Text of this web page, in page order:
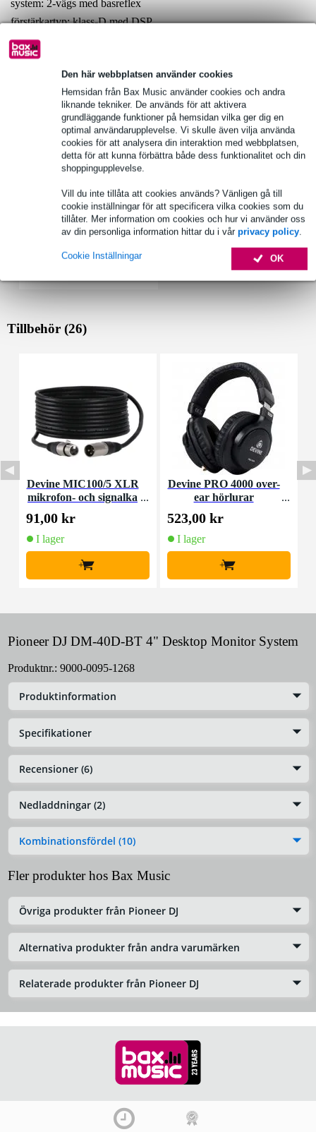
Den här webbplatsen använder cookies
Hemsidan från Bax Music använder cookies och andra
liknande tekniker. De används för att aktivera
grundläggande funktioner på hemsidan vilka ger dig en
optimal användarupplevelse. Vi skulle även vilja använda
cookies för att analysera din interaktion med webbplatsen,
detta för att kunna förbättra både dess funktionalitet och din
shoppingupplevelse.
Vill du inte tillåta att cookies används? Vänligen gå till
cookie inställningar för att specificera vilka cookies som du
tillåter. Mer information om cookies och hur vi använder oss
av din personliga information hittar du i vår privacy policy.
OK
Cookie Inställningar
system: 2-vägs med basreflex
förstärkartyp: klass-D med DSP
förstärkarens utgångar:
vänster kanal: 19 W / 4 ohm
höger kanal: 19 W / 4 ohm
Fullständiga specifikationer
Se även (1)
Tillbehör (26)
Devine MIC100/5 XLR
mikrofon- och signalka
bel 5 meter
91,00 kr
I lager
+
Devine PRO 4000 over-
ear hörlurar
523,00 kr
I lager
+
Pioneer DJ DM-40D-BT 4" Desktop Monitor System
Produktnr.: 9000-0095-1268
Produktinformation
Specifikationer
Recensioner (6)
Nedladdningar (2)
Kombinationsfördel (10)
Fler produkter hos Bax Music
Övriga produkter från Pioneer DJ
Alternativa produkter från andra varumärken
Relaterade produkter från Pioneer DJ